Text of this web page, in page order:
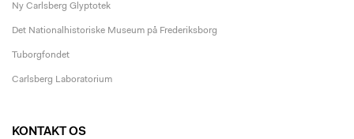
Ny Carlsberg Glyptotek
Det Nationalhistoriske Museum på Frederiksborg
Tuborgfondet
Carlsberg Laboratorium
KONTAKT OS